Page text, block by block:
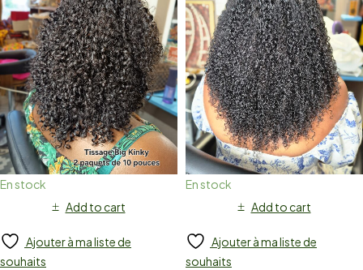
En stock
Add to cart
Ajouter à ma liste de
souhaits
En stock
Add to cart
Ajouter à ma liste de
souhaits